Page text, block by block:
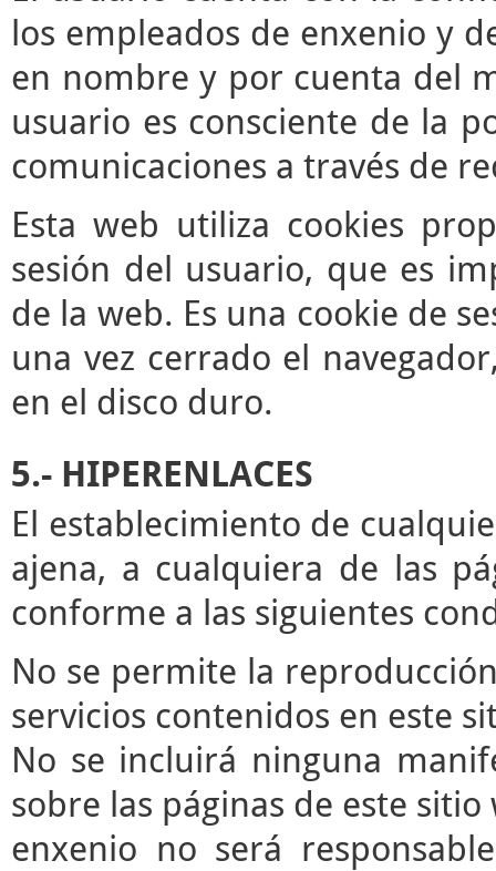
los empleados de enxenio y
en nombre y por cuenta del
usuario es consciente de la
comunicaciones a través de
Esta web utiliza cookies
sesión del usuario, que es
de la web. Es una cookie de
una vez cerrado el
en el disco duro.
5.- HIPERENLACES
El establecimiento de
ajena, a cualquiera de las
conforme a las siguientes
No se permite la
servicios contenidos en este
No se incluirá ninguna
sobre las páginas de este sitio
enxenio no será